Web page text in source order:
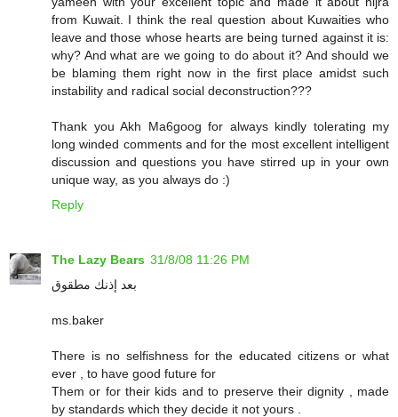
from Kuwait. I think the real question about Kuwaities who
leave and those whose hearts are being turned against it is:
why? And what are we going to do about it? And should we
be blaming them right now in the first place amidst such
instability and radical social deconstruction???
Thank you Akh Ma6goog for always kindly tolerating my
long winded comments and for the most excellent intelligent
discussion and questions you have stirred up in your own
unique way, as you always do :)
Reply
The Lazy Bears 31/8/08 11:26 PM
بعد إذنك مطقوق
ms.baker
There is no selfishness for the educated citizens or what
ever , to have good future for
Them or for their kids and to preserve their dignity , made
by standards which they decide it not yours .